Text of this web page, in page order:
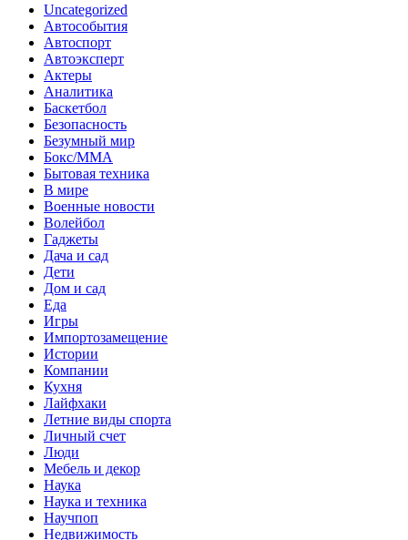
Uncategorized
Автособытия
Автоспорт
Автоэксперт
Актеры
Аналитика
Баскетбол
Безопасность
Безумный мир
Бокс/MMA
Бытовая техника
В мире
Военные новости
Волейбол
Гаджеты
Дача и сад
Дети
Дом и сад
Еда
Игры
Импортозамещение
Истории
Компании
Кухня
Лайфхаки
Летние виды спорта
Личный счет
Люди
Мебель и декор
Наука
Наука и техника
Научпоп
Недвижимость